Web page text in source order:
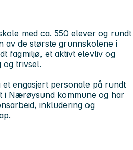
med ca. 550 elever og rundt
av de største grunnskolene i
fagmiljø, et aktivt elevliv og
trivsel.
engasjert personale på rundt
i Nærøysund kommune og har
inkludering og